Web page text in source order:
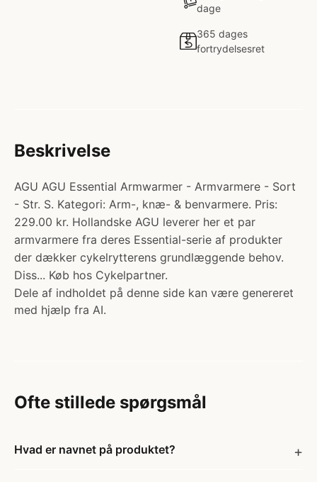
dage
365 dages
fortrydelsesret
Beskrivelse
AGU AGU Essential Armwarmer - Armvarmere - Sort
- Str. S. Kategori: Arm-, knæ- & benvarmere. Pris:
229.00 kr. Hollandske AGU leverer her et par
armvarmere fra deres Essential-serie af produkter
der dækker cykelrytterens grundlæggende behov.
Diss... Køb hos Cykelpartner.
Dele af indholdet på denne side kan være genereret
med hjælp fra AI.
Ofte stillede spørgsmål
Hvad er navnet på produktet?